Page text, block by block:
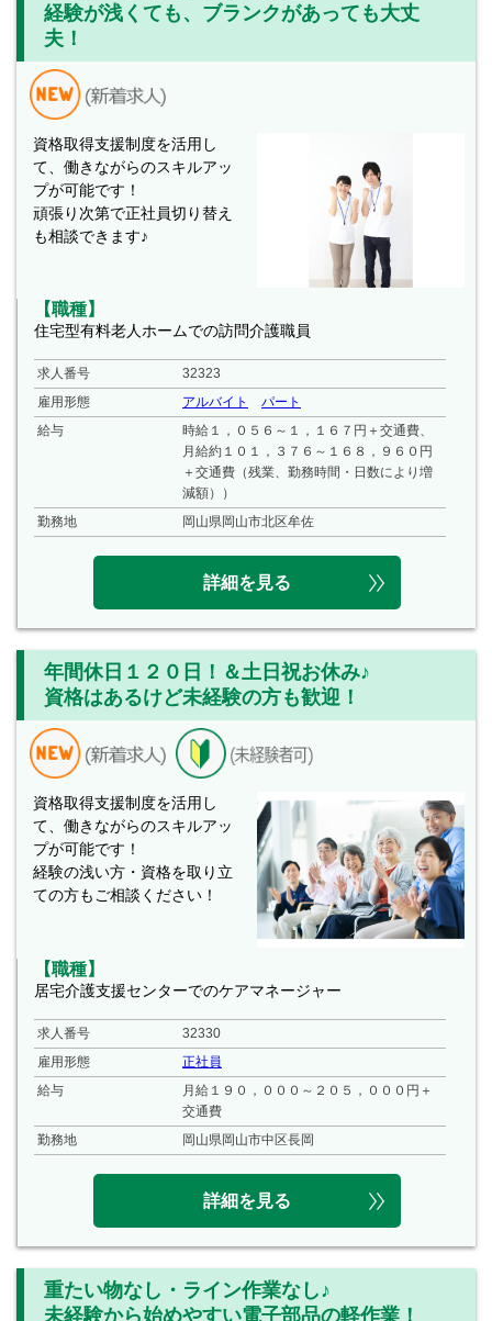
経験が浅くても、ブランクがあっても大丈
夫！
資格取得支援制度を活用し
て、働きながらのスキルアッ
プが可能です！
頑張り次第で正社員切り替え
も相談できます♪
【職種】
住宅型有料老人ホームでの訪問介護職員
求人番号
32323
雇用形態
アルバイト
パート
給与
時給１，０５６～１，１６７円＋交通費、
月給約１０１，３７６～１６８，９６０円
＋交通費（残業、勤務時間・日数により増
減額））
勤務地
岡山県岡山市北区牟佐
詳細を見る
年間休日１２０日！＆土日祝お休み♪
資格はあるけど未経験の方も歓迎！
資格取得支援制度を活用し
て、働きながらのスキルアッ
プが可能です！
経験の浅い方・資格を取り立
ての方もご相談ください！
【職種】
居宅介護支援センターでのケアマネージャー
求人番号
32330
雇用形態
正社員
給与
月給１９０，０００～２０５，０００円＋
交通費
勤務地
岡山県岡山市中区長岡
詳細を見る
重たい物なし・ライン作業なし♪
未経験から始めやすい電子部品の軽作業！